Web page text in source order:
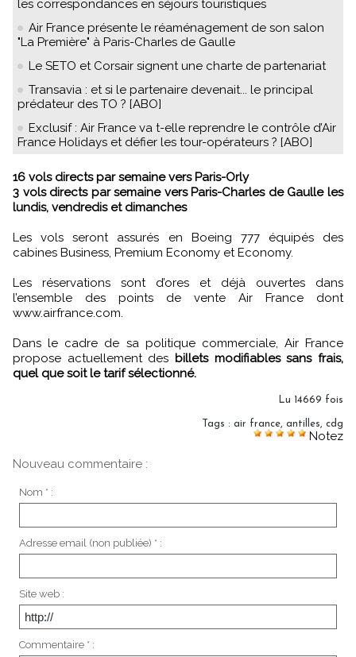
les correspondances en séjours touristiques
Air France présente le réaménagement de son salon
"La Première" à Paris-Charles de Gaulle
Le SETO et Corsair signent une charte de partenariat
Transavia : et si le partenaire devenait... le principal
prédateur des TO ? [ABO]
Exclusif : Air France va t-elle reprendre le contrôle d’Air
France Holidays et défier les tour-opérateurs ? [ABO]
16 vols directs par semaine vers Paris-Orly
3 vols directs par semaine vers Paris-Charles de Gaulle les
lundis, vendredis et dimanches
Les vols seront assurés en Boeing 777 équipés des
cabines Business, Premium Economy et Economy.
Les réservations sont d’ores et déjà ouvertes dans
l’ensemble des points de vente Air France dont
www.airfrance.com.
Dans le cadre de sa politique commerciale, Air France
propose actuellement des billets modifiables sans frais,
quel que soit le tarif sélectionné.
Lu 14669 fois
Tags : air france, antilles, cdg
Notez
Nouveau commentaire :
Nom * :
Adresse email (non publiée) * :
Site web :
Commentaire * :